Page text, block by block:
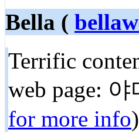
Bella (
Terrific
web page:
for more info)